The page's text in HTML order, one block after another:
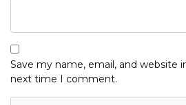
Save my name, email, and website
next time I comment.